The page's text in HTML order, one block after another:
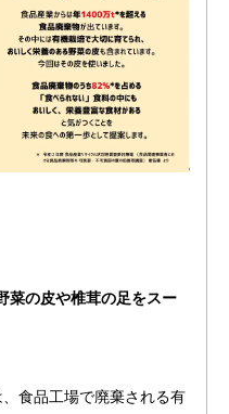
菜の皮や椎茸の足をスー
、食品工場で廃棄される有